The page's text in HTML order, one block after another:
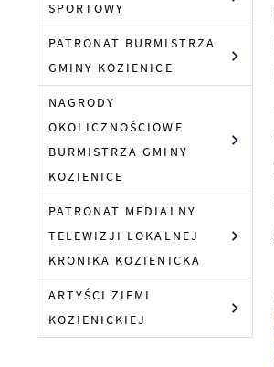
SPORTOWY
PATRONAT BURMISTRZA
GMINY KOZIENICE
NAGRODY
OKOLICZNOŚCIOWE
BURMISTRZA GMINY
KOZIENICE
PATRONAT MEDIALNY
TELEWIZJI LOKALNEJ
KRONIKA KOZIENICKA
ARTYŚCI ZIEMI
KOZIENICKIEJ